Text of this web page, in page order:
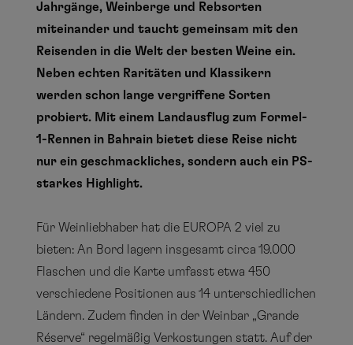
Jahrgänge, Weinberge und Rebsorten
miteinander und taucht gemeinsam mit den
Reisenden in die Welt der besten Weine ein.
Neben echten Raritäten und Klassikern
werden schon lange vergriffene Sorten
probiert. Mit einem Landausflug zum Formel-
1-Rennen in Bahrain bietet diese Reise nicht
nur ein geschmackliches, sondern auch ein PS-
starkes Highlight.
Für Weinliebhaber hat die EUROPA 2 viel zu
bieten: An Bord lagern insgesamt circa 19.000
Flaschen und die Karte umfasst etwa 450
verschiedene Positionen aus 14 unterschiedlichen
Ländern. Zudem finden in der Weinbar „Grande
Réserve“ regelmäßig Verkostungen statt. Auf der